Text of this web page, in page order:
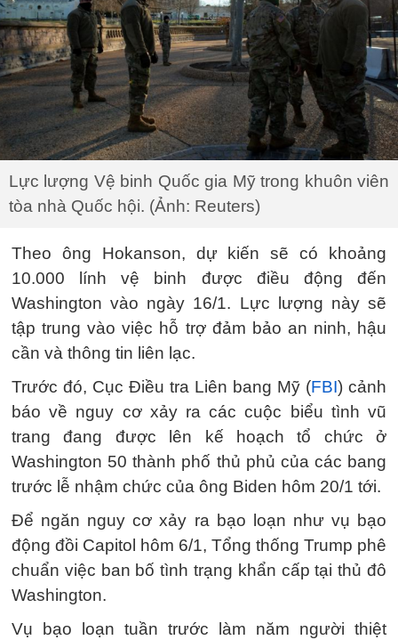
Lực lượng Vệ binh Quốc gia Mỹ trong khuôn viên
tòa nhà Quốc hội. (Ảnh: Reuters)
Theo ông Hokanson, dự kiến sẽ có khoảng
10.000 lính vệ binh được điều động đến
Washington vào ngày 16/1. Lực lượng này sẽ
tập trung vào việc hỗ trợ đảm bảo an ninh, hậu
cần và thông tin liên lạc.
Trước đó, Cục Điều tra Liên bang Mỹ (FBI) cảnh
báo về nguy cơ xảy ra các cuộc biểu tình vũ
trang đang được lên kế hoạch tổ chức ở
Washington 50 thành phố thủ phủ của các bang
trước lễ nhậm chức của ông Biden hôm 20/1 tới.
Để ngăn nguy cơ xảy ra bạo loạn như vụ bạo
động đồi Capitol hôm 6/1, Tổng thống Trump phê
chuẩn việc ban bố tình trạng khẩn cấp tại thủ đô
Washington.
Vụ bạo loạn tuần trước làm năm người thiệt